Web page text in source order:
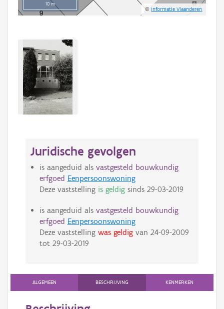
10 m
©Informatie Vlaanderen
Juridische gevolgen
is aangeduid als vastgesteld bouwkundig
erfgoed Eenpersoonswoning
Deze vaststelling is geldigsinds 29-03-2019
is aangeduid als vastgesteld bouwkundig
erfgoed Eenpersoonswoning
Deze vaststelling was geldigvan 24-09-2009
tot 29-03-2019
ALGEMEEN BESCHRIJVING KENMERKEN